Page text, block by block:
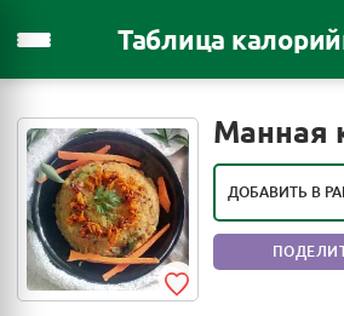
Таблица
Манная
ДОБАВИТЬ В